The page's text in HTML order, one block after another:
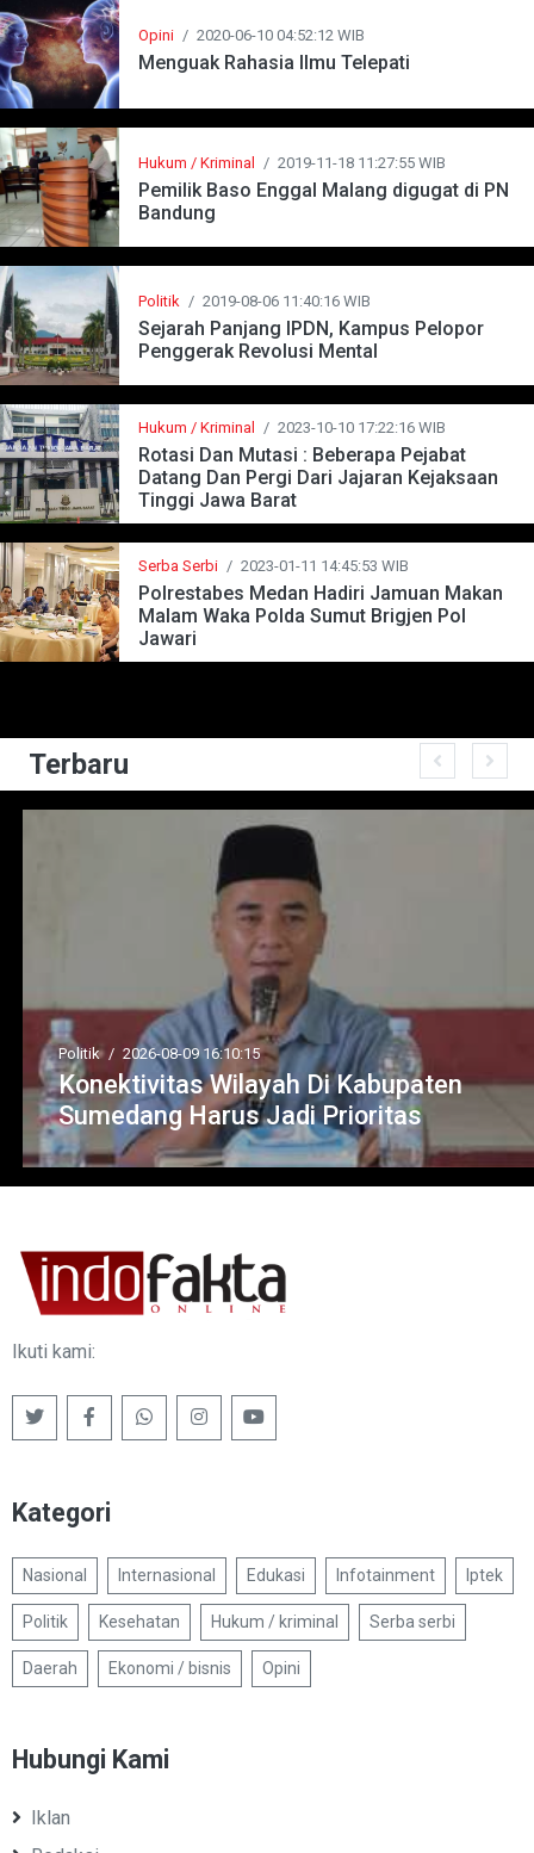
Opini / 2020-06-10 04:52:12 WIB
Menguak Rahasia Ilmu Telepati
Hukum / Kriminal / 2019-11-18 11:27:55 WIB
Pemilik Baso Enggal Malang digugat di PN
Bandung
Politik / 2019-08-06 11:40:16 WIB
Sejarah Panjang IPDN, Kampus Pelopor
Penggerak Revolusi Mental
Hukum / Kriminal / 2023-10-10 17:22:16 WIB
Rotasi Dan Mutasi : Beberapa Pejabat
Datang Dan Pergi Dari Jajaran Kejaksaan
Tinggi Jawa Barat
Serba Serbi / 2023-01-11 14:45:53 WIB
Polrestabes Medan Hadiri Jamuan Makan
Malam Waka Polda Sumut Brigjen Pol
Jawari
Terbaru
Politik / 2026-08-09 16:10:15
Konektivitas Wilayah Di Kabupaten
Sumedang Harus Jadi Prioritas
Ikuti kami:
Kategori
Nasional Internasional Edukasi Infotainment Iptek
Politik Kesehatan Hukum / kriminal Serba serbi
Daerah Ekonomi / bisnis Opini
Hubungi Kami
Iklan